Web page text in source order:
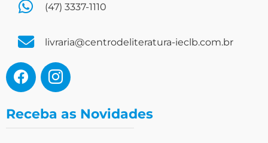
(47) 3337-1110
livraria@centrodeliteratura-ieclb.com.br
Receba as Novidades